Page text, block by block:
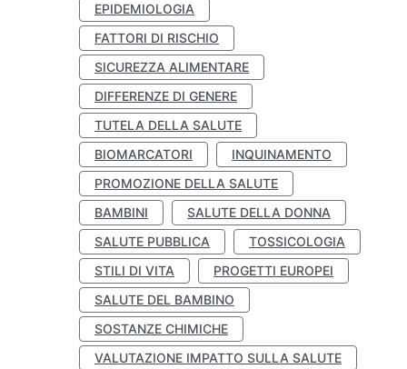
EPIDEMIOLOGIA
FATTORI DI RISCHIO
SICUREZZA ALIMENTARE
DIFFERENZE DI GENERE
TUTELA DELLA SALUTE
BIOMARCATORI
INQUINAMENTO
PROMOZIONE DELLA SALUTE
BAMBINI
SALUTE DELLA DONNA
SALUTE PUBBLICA
TOSSICOLOGIA
STILI DI VITA
PROGETTI EUROPEI
SALUTE DEL BAMBINO
SOSTANZE CHIMICHE
VALUTAZIONE IMPATTO SULLA SALUTE